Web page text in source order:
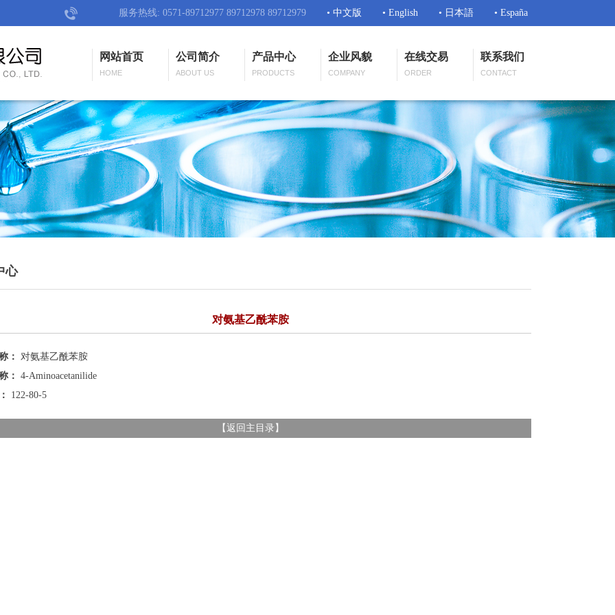
服务热线: 0571-89712977 89712978 89712979 • 中文版 • English • 日本語 • España
网站首页
HOME
公司简介
ABOUT US
产品中心
PRODUCTS
企业风貌
COMPANY
在线交易
ORDER
联系我们
CONTACT
心
对氨基乙酰苯胺
： 对氨基乙酰苯胺
： 4-Aminoacetanilide
122-80-5
【 返回主目录 】